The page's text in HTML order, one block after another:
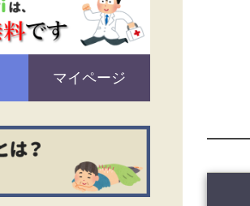
マイページ